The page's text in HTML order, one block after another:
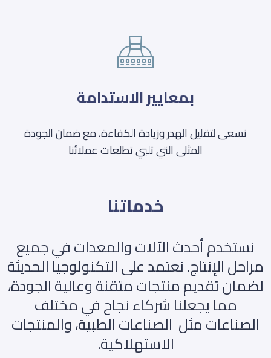
بمعايير الاستدامة
نسعى لتقليل الهدر وزيادة الكفاءة، مع ضمان الجودة
المثلى التي تلبي تطلعات عملائنا
خدماتنا
نستخدم أحدث الآلات والمعدات في جميع
مراحل الإنتاج. نعتمد على التكنولوجيا الحديثة
لضمان تقديم منتجات متقنة وعالية الجودة،
مما يجعلنا شركاء نجاح في مختلف
الصناعات مثل الصناعات الطبية، والمنتجات
الاستهلاكية.